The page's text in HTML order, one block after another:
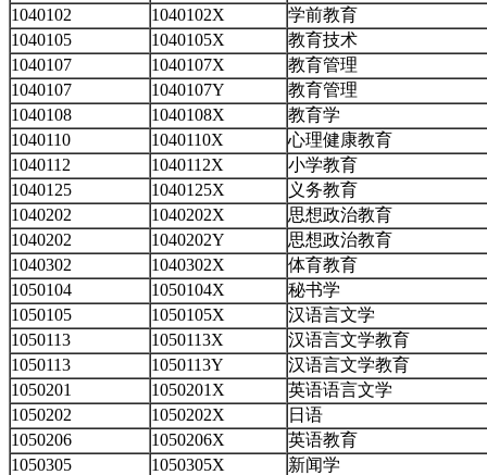
1040102 1040102X
学前教育
1040105
1040105X
教育技术
1040107
1040107X
教育管理
1040107
1040107Y
教育管理
1040108
1040108X
教育学
1040110
1040110X
心理健康教育
1040112
1040112X
小学教育
1040125
1040125X
义务教育
1040202
1040202X
思想政治教育
1040202
1040202Y
思想政治教育
1040302
1040302X
体育教育
1050104
1050104X
秘书学
1050105
1050105X
汉语言文学
1050113
1050113X
汉语言文学教育
1050113
1050113Y
汉语言文学教育
1050201
1050201X
英语语言文学
1050202
1050202X
日语
1050206
1050206X
英语教育
1050305
1050305X
新闻学